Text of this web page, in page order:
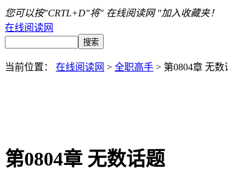
您可以按"CRTL+D"将" 在线阅读网 "加入收藏夹！
在线阅读网
当前位置： 在线阅读网 > 全职高手 > 第0804章 无数
第0804章 无数话题